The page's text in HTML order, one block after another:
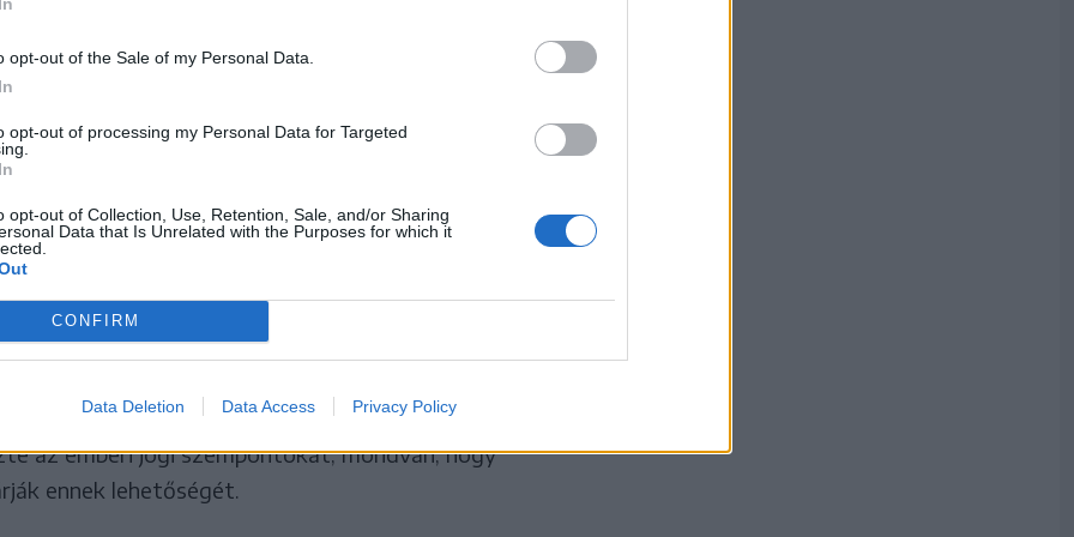
opt-out of the Sale of my Personal Data.
opt-out of processing my Personal Data for Targeted
opt-out of Collection, Use, Retention, Sale, and/or Sharing
Data that Is Unrelated with the Purposes for which it
CONFIRM
Data Deletion Data Access Privacy Policy
nincs bizonyíték arra, hogy
Romániában a korrupció
szökevény Pál herceg
nyújtott be a máltai legfőbb ügyész a
lévő román herceg, Paul Lambrino kiadatásának
szóló döntés ellen, mivel megalapozatlannak
elnökölt második bíróság helybenhagyta a
az emberi jogi szempontokat, mondván, hogy
ennek lehetőségét.